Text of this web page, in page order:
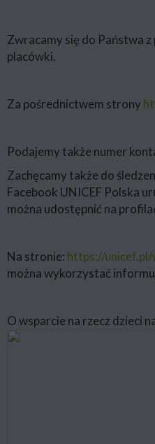
Zwracamy się do Państwa z
placówki.
Za pośrednictwem strony
Podajemy także numer
Zachęcamy także do
Facebook UNICEF Polska
można udostępnić na
Na stronie: https://
można wykorzystać
O wsparcie na rzecz dzieci